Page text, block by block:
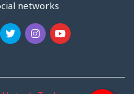
networks